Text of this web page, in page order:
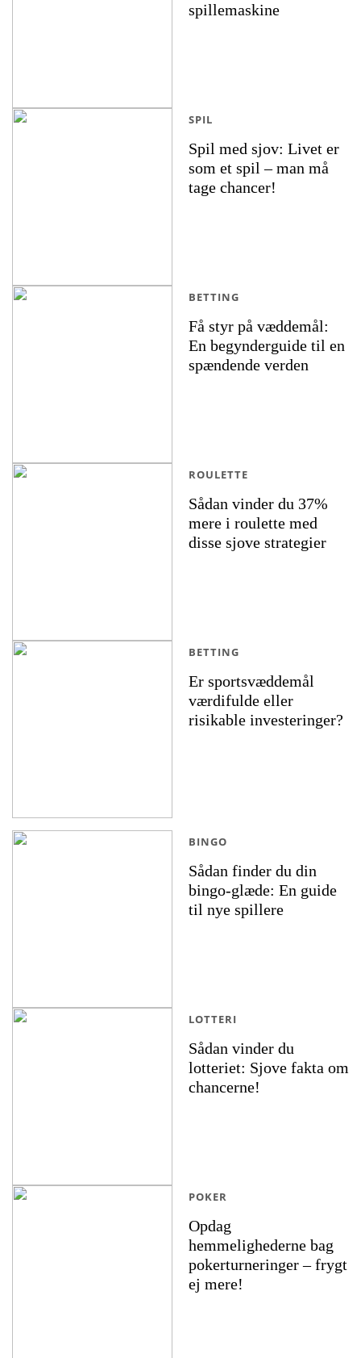
spillemaskine
Spil med sjov: Livet er
som et spil – man må
tage chancer!
SPIL
Få styr på væddemål:
En begynderguide til en
spændende verden
BETTING
Sådan vinder du 37%
mere i roulette med
disse sjove strategier
ROULETTE
Er sportsvæddemål
værdifulde eller
risikable investeringer?
BETTING
Sådan finder du din
bingo-glæde: En guide
til nye spillere
BINGO
Sådan vinder du
lotteriet: Sjove fakta om
chancerne!
LOTTERI
Opdag
hemmelighederne bag
pokerturneringer – frygt
ej mere!
POKER